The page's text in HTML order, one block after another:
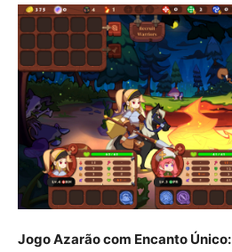
Jogo Azarão com Encanto Único: